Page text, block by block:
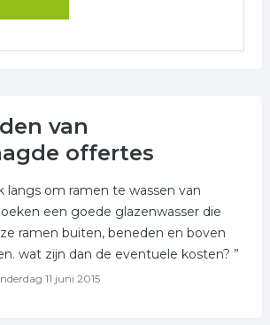
van
offertes
langs om ramen te wassen van
een goede glazenwasser die
ramen buiten, beneden en boven
wat zijn dan de eventuele kosten? ”
11 juni 2015